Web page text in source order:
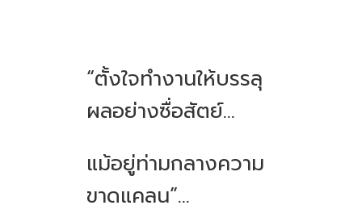
“ตั้งใจทำงานให้บรรลุ
ผลอย่างซื่อสัตย์...
แม้อยู่ท่ามกลางความ
ขาดแคลน”...